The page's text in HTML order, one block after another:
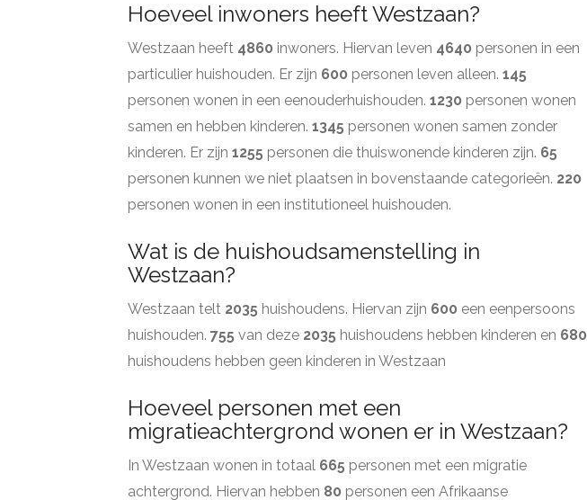
Hoeveel inwoners heeft Westzaan?
Westzaan heeft 4860 inwoners. Hiervan leven 4640 personen in een
particulier huishouden. Er zijn 600 personen leven alleen. 145
personen wonen in een eenouderhuishouden. 1230 personen wonen
samen en hebben kinderen. 1345 personen wonen samen zonder
kinderen. Er zijn 1255 personen die thuiswonende kinderen zijn. 65
personen kunnen we niet plaatsen in bovenstaande categorieën. 220
personen wonen in een institutioneel huishouden.
Wat is de huishoudsamenstelling in
Westzaan?
Westzaan telt 2035 huishoudens. Hiervan zijn 600 een eenpersoons
huishouden. 755 van deze 2035 huishoudens hebben kinderen en 680
huishoudens hebben geen kinderen in Westzaan
Hoeveel personen met een
migratieachtergrond wonen er in Westzaan?
In Westzaan wonen in totaal 665 personen met een migratie
achtergrond. Hiervan hebben 80 personen een Afrikaanse